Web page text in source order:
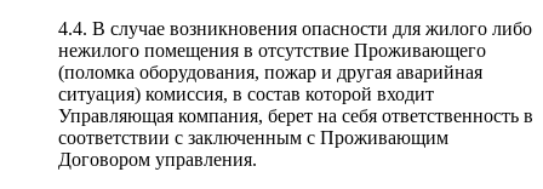
4.4. В случае возникновения опасности для жилого либо
нежилого помещения в отсутствие Проживающего
(поломка оборудования, пожар и другая аварийная
ситуация) комиссия, в состав которой входит
Управляющая компания, берет на себя ответственность в
соответствии с заключенным с Проживающим
Договором управления.